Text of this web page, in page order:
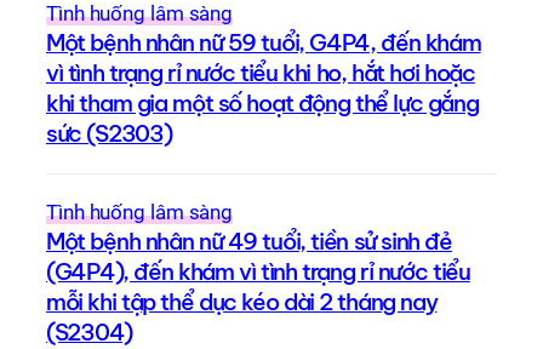
Tình huống lâm sàng
Một bệnh nhân nữ 59 tuổi, G4P4, đến khám
vì tình trạng rỉ nước tiểu khi ho, hắt hơi hoặc
khi tham gia một số hoạt động thể lực gắng
sức (S2303)
Tình huống lâm sàng
Một bệnh nhân nữ 49 tuổi, tiền sử sinh đẻ
(G4P4), đến khám vì tình trạng rỉ nước tiểu
mỗi khi tập thể dục kéo dài 2 tháng nay
(S2304)